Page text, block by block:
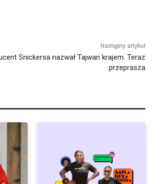
Następny artykuł
Snickersa nazwał Tajwan krajem. Teraz
przeprasza